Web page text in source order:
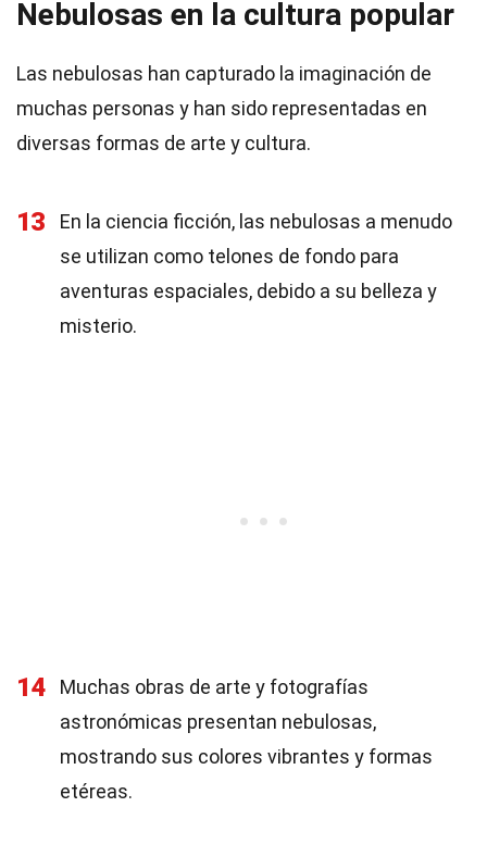
Nebulosas en la cultura popular
Las nebulosas han capturado la imaginación de
muchas personas y han sido representadas en
diversas formas de arte y cultura.
13
En la ciencia ficción, las nebulosas a menudo
se utilizan como telones de fondo para
aventuras espaciales, debido a su belleza y
misterio.
14
Muchas obras de arte y fotografías
astronómicas presentan nebulosas,
mostrando sus colores vibrantes y formas
etéreas.